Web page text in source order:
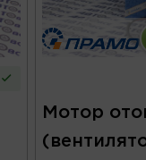
Мотор